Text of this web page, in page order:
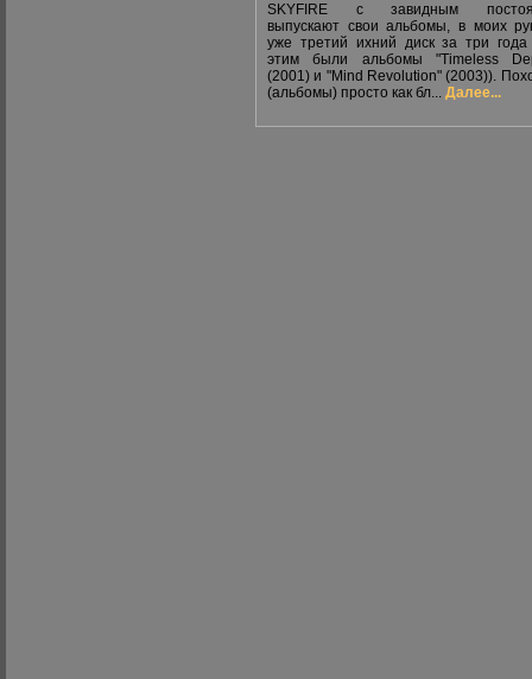
SKYFIRE c завидным
выпускают свои альбомы, в моих
уже третий ихний диск за три
этим были альбомы "Timeless
(2001) и "Mind Revolution" (2003)).
(альбомы) просто как бл... Далее...